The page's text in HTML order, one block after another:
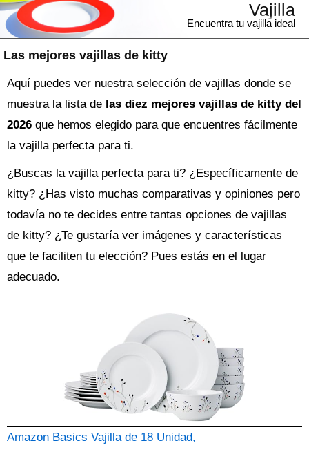
Las mejores vajillas de kitty
Vajilla
Encuentra tu vajilla ideal
Aquí puedes ver nuestra selección de vajillas donde se
muestra la lista de las diez mejores vajillas de kitty del
2026 que hemos elegido para que encuentres fácilmente
la vajilla perfecta para ti.
¿Buscas la vajillaperfecta para ti? ¿Específicamente de
kitty? ¿Has visto muchas comparativas y opiniones pero
todavía no te decides entre tantas opciones de vajillas
de kitty? ¿Te gustaría ver imágenes y características
que te faciliten tu elección? Pues estás en el lugar
adecuado.
Amazon Basics Vajilla de 18 Unidad,